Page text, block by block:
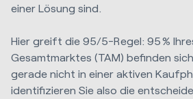
einer Lösung sind.
Hier greift die 95/5-Regel: 95 %
Gesamtmarktes (TAM) befinden
gerade nicht in einer aktiven
identifizieren Sie also die